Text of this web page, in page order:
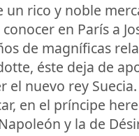
un rico y noble
en París a
de magníficas
éste deja de
el nuevo rey
en el príncipe
y la de